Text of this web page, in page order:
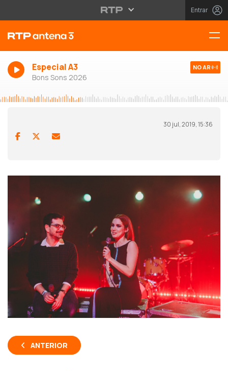
Entrar
Especial A3
Bons Sons 2026
NO AR
30 jul, 2019, 15:36
ANTERIOR